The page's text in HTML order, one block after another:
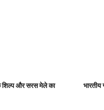
शिल्प और सरस मेले का